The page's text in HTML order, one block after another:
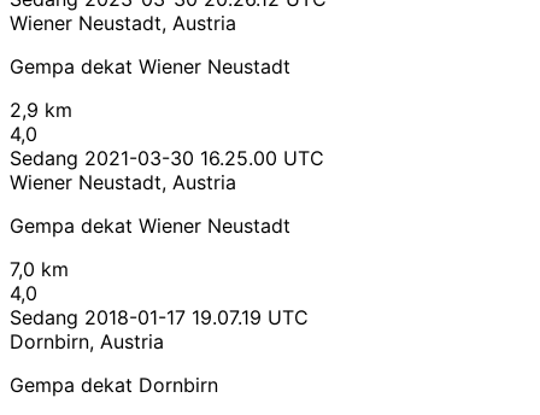
Wiener Neustadt, Austria
Gempa dekat Wiener Neustadt
2,9 km
4,0
Sedang 2021-03-30 16.25.00 UTC
Wiener Neustadt, Austria
Gempa dekat Wiener Neustadt
7,0 km
4,0
Sedang 2018-01-17 19.07.19 UTC
Dornbirn, Austria
Gempa dekat Dornbirn